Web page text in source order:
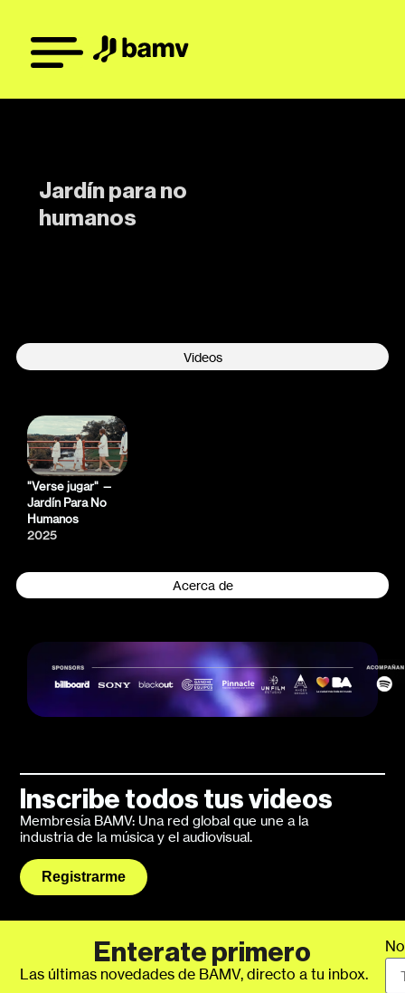
Jardín para no
humanos
Videos
Acerca de
"Verse jugar" —
Jardín Para No
Humanos
2025
Inscribe todos tus videos
Membresía BAMV: Una red global que une a la
industria de la música y el audiovisual.
Registrarme
Enterate primero
Las últimas novedades de BAMV, directo a tu inbox.